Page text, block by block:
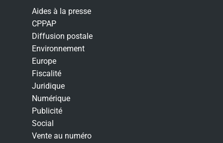
Aides à la presse
CPPAP
Diffusion postale
Environnement
Europe
Fiscalité
Juridique
Numérique
Publicité
Social
Vente au numéro